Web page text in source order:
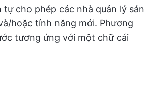
cho phép các nhà quản lý sản
hoặc tính năng mới. Phương
tương ứng với một chữ cái